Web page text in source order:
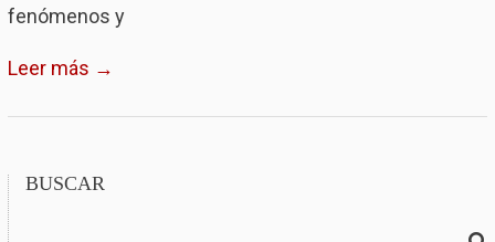
fenómenos y
Leer más →
BUSCAR